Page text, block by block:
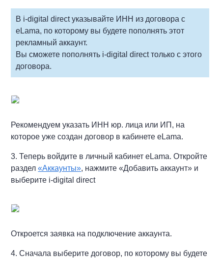
В i-digital direct указывайте ИНН из договора с
eLama, по которому вы будете пополнять этот
рекламный аккаунт.
Вы сможете пополнять i-digital direct только с этого
договора.
Рекомендуем указать ИНН юр. лица или ИП, на
которое уже создан договор в кабинете eLama.
3. Теперь войдите в личный кабинет eLama. Откройте
раздел«Аккаунты», нажмите «Добавить аккаунт» и
выберите i-digital direct
Откроется заявка на подключение аккаунта.
4. Сначала выберите договор, по которому вы будете